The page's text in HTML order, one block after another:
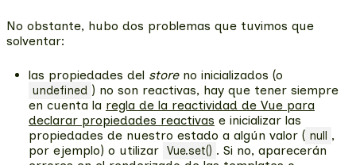
No obstante, hubo dos problemas que tuvimos que
solventar:
las propiedades del storeno inicializados (o
undefined ) no son reactivas, hay que tener siempre
en cuenta la regla de la reactividad de Vue para
declarar propiedades reactivas e inicializar las
propiedades de nuestro estado a algún valor ( null ,
por ejemplo) o utilizar Vue.set() . Si no, aparecerán